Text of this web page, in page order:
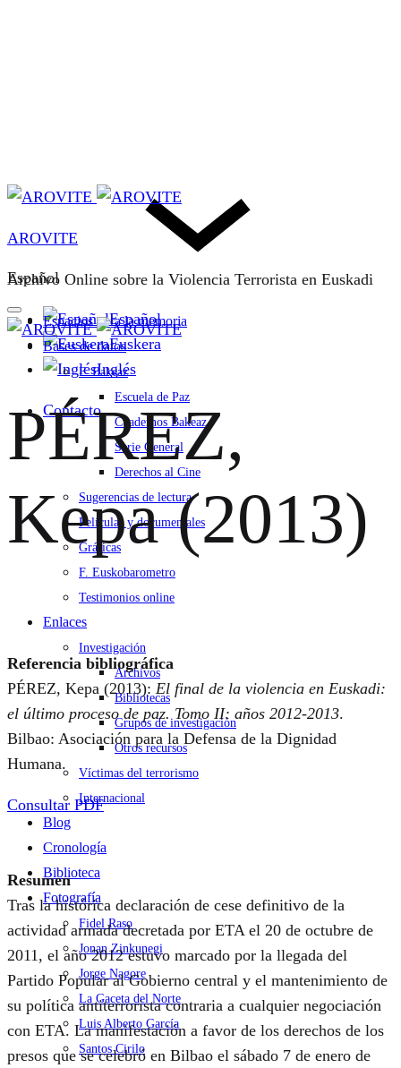
Español
Español
Euskera
Inglés
Contacto
AROVITE
Archivo Online sobre la Violencia Terrorista en Euskadi
Espacios para la memoria
Bases de datos
F. Bakeaz
Escuela de Paz
Cuadernos Bakeaz
Serie General
Derechos al Cine
Sugerencias de lectura
Películas y documentales
Gráficas
F. Euskobarometro
Testimonios online
Enlaces
Investigación
Archivos
Bibliotecas
Grupos de investigación
Otros recursos
Víctimas del terrorismo
Internacional
Blog
Cronología
Biblioteca
Fotografía
Fidel Raso
Jonan Zinkunegi
Jorge Nagore
La Gaceta del Norte
Luis Alberto García
Santos Cirilo
PÉREZ,
Kepa (2013)
Referencia bibliográfica
PÉREZ, Kepa (2013): El final de la violencia en Euskadi:
el último proceso de paz. Tomo II: años 2012-2013.
Bilbao: Asociación para la Defensa de la Dignidad
Humana.
Consultar PDF
Resumen
Tras la histórica declaración de cese definitivo de la
actividad armada decretada por ETA el 20 de octubre de
2011, el año 2012 estuvo marcado por la llegada del
Partido Popular al Gobierno central y el mantenimiento de
su política antiterrorista contraria a cualquier negociación
con ETA. La manifestación a favor de los derechos de los
presos que se celebró en Bilbao el sábado 7 de enero de